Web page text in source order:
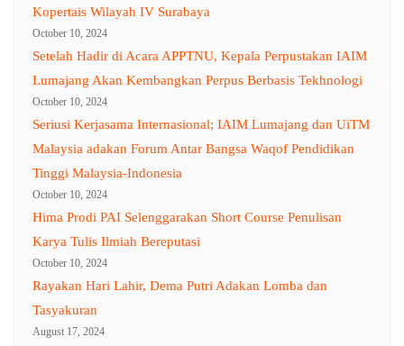
Kopertais Wilayah IV Surabaya
October 10, 2024
Setelah Hadir di Acara APPTNU, Kepala Perpustakan IAIM
Lumajang Akan Kembangkan Perpus Berbasis Tekhnologi
October 10, 2024
Seriusi Kerjasama Internasional; IAIM Lumajang dan UiTM
Malaysia adakan Forum Antar Bangsa Waqof Pendidikan
Tinggi Malaysia-Indonesia
October 10, 2024
Hima Prodi PAI Selenggarakan Short Course Penulisan
Karya Tulis Ilmiah Bereputasi
October 10, 2024
Rayakan Hari Lahir, Dema Putri Adakan Lomba dan
Tasyakuran
August 17, 2024